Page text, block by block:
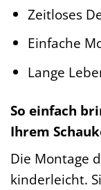
Zeitloses
Einfache
Lange
So einfach
Ihrem
Die Montage
kinderleicht.